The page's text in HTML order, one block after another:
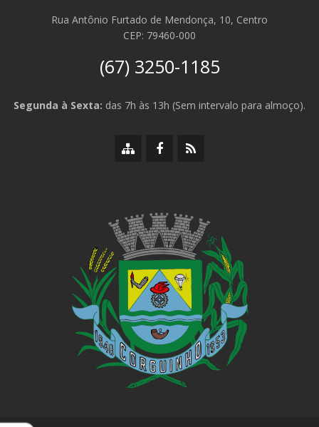
Rua Antônio Furtado de Mendonça, 10, Centro
CEP: 79460-000
(67) 3250-1185
Segunda à Sexta: das 7h às 13h (Sem intervalo para almoço).
MapaFacebook
RSS